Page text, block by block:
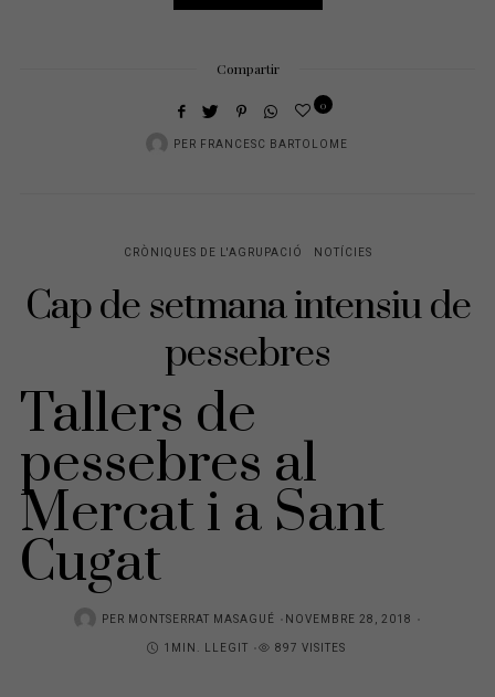
Compartir
PER FRANCESC BARTOLOME
0
CRÒNIQUES DE L'AGRUPACIÓ NOTÍCIES
Cap de setmana intensiu de
pessebres
Tallers de
pessebres al
Mercat i a Sant
Cugat
PER MONTSERRAT MASAGUÉ
P
O
NOVEMBRE 28, 2018
1MIN. LLEGIT
897 VISITES